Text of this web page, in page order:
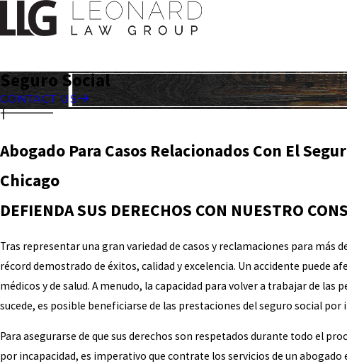
Seguro Social
CONTACT US
Abogado Para Casos Relacionados Con El
Chicago
DEFIENDA SUS DERECHOS CON NUESTRO
Tras representar una gran variedad de casos y reclamaciones para más
récord demostrado de éxitos, calidad y excelencia. Un accidente puede
médicos y de salud. A menudo, la capacidad para volver a trabajar de las
sucede, es posible beneficiarse de las prestaciones del seguro social por
Para asegurarse de que sus derechos son respetados durante todo el
por incapacidad, es imperativo que contrate los servicios de un abogado